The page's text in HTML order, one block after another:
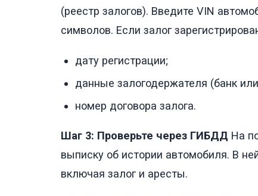
(реестр залогов). Введите VIN
символов. Если залог
дату регистрации;
данные залогодержателя (банк
номер договора залога.
Шаг 3: Проверьте через ГИБДД На
выписку об истории автомобиля. В
включая залог и аресты.